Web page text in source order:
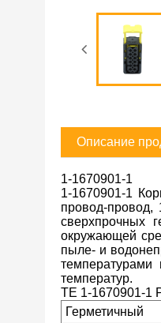
Описание
1-1670901-1
1-1670901-1
провод-провод,
сверхпрочных
окружающей
пыле- и
температурами
температур.
TE 1-1670901-1
Герметичный